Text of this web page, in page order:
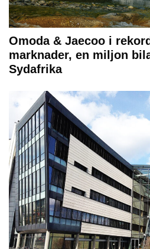
Omoda & Jaecoo i
marknader, en miljon
Sydafrika